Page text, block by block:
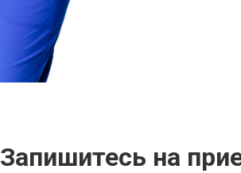
Запишитесь на